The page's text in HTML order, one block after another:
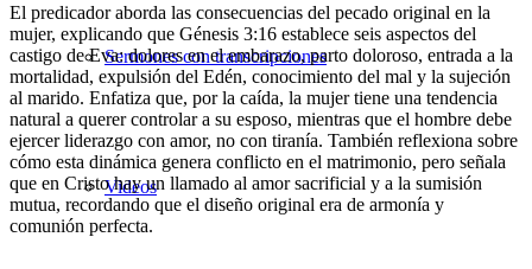
Sermones con transcripciones
Videos
El predicador aborda las consecuencias del pecado original en la
mujer, explicando que Génesis 3:16 establece seis aspectos del
castigo de Eva: dolores en el embarazo, parto doloroso, entrada a la
mortalidad, expulsión del Edén, conocimiento del mal y la sujeción
al marido. Enfatiza que, por la caída, la mujer tiene una tendencia
natural a querer controlar a su esposo, mientras que el hombre debe
ejercer liderazgo con amor, no con tiranía. También reflexiona sobre
cómo esta dinámica genera conflicto en el matrimonio, pero señala
que en Cristo hay un llamado al amor sacrificial y a la sumisión
mutua, recordando que el diseño original era de armonía y
comunión perfecta.